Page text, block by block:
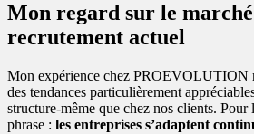
Mon regard sur le
recrutement actuel
Mon expérience chez PROEVOLUTION
des tendances particulièrement
structure-même que chez nos clients. Pour
phrase : les entreprises s’adaptent